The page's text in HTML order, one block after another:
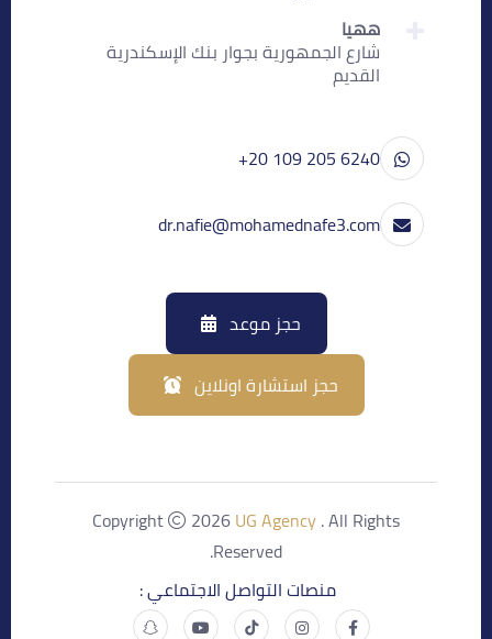
ههيا
شارع الجمهورية بجوار بنك الإسكندرية
القديم
+20 109 205 6240
dr.nafie@mohamednafe3.com
حجز موعد
حجز استشارة اونلاين
Copyright 2026UG Agency. All Rights
Reserved.
منصات التواصل الاجتماعي :